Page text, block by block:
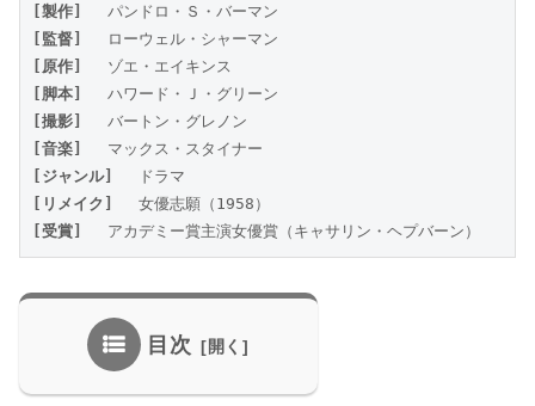
[製作]
パンドロ・Ｓ・バーマン
[監督]
ローウェル・シャーマン
[原作]
ゾエ・エイキンス
[脚本]
ハワード・Ｊ・グリーン
[撮影]
バートン・グレノン
[音楽]
マックス・スタイナー
[ジャンル]
ドラマ
[リメイク]
女優志願（1958）
[受賞]
アカデミー賞主演女優賞（キャサリン・ヘプバーン）
目次